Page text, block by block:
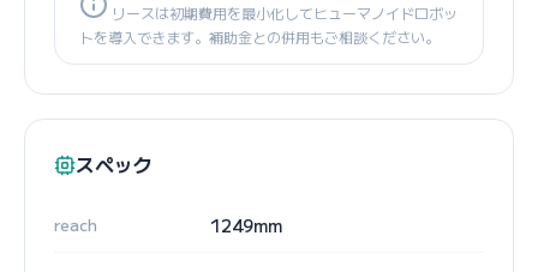
リースは初期費用を最小化してヒューマノイドロボッ
トを導入できます。補助金との併用もご相談ください。
スペック
reach 1249mm